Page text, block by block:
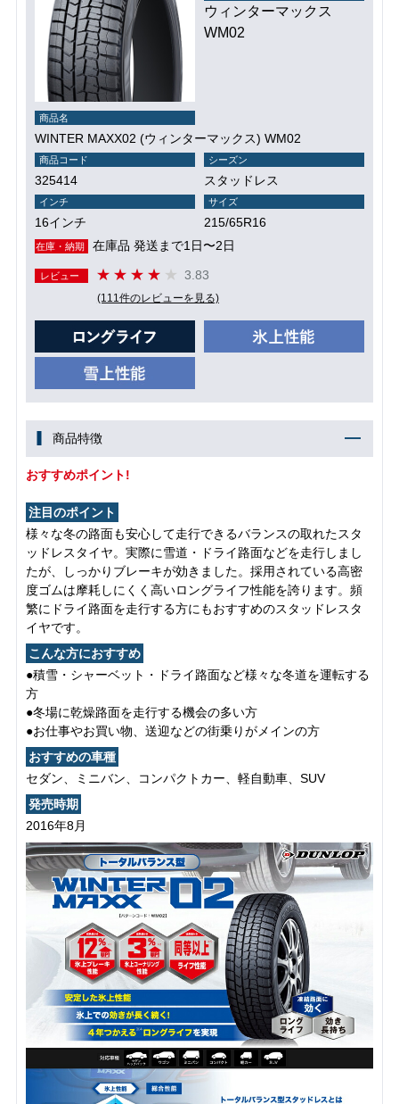
ウィンターマックス
WM02
商品名
WINTER MAXX02 (ウィンターマックス) WM02
商品コード
325414
シーズン
スタッドレス
インチ
16インチ
サイズ
215/65R16
在庫・納期 在庫品 発送まで1日〜2日
レビュー 3.83
(111件のレビューを見る)
商品特徴
おすすめポイント!
注目のポイント
様々な冬の路面も安心して走行できるバランスの取れたスタ
ッドレスタイヤ。実際に雪道・ドライ路面などを走行しまし
たが、しっかりブレーキが効きました。採用されている高密
度ゴムは摩耗しにくく高いロングライフ性能を誇ります。頻
繁にドライ路面を走行する方にもおすすめのスタッドレスタ
イヤです。
こんな方におすすめ
●積雪・シャーベット・ドライ路面など様々な冬道を運転する
方
●冬場に乾燥路面を走行する機会の多い方
●お仕事やお買い物、送迎などの街乗りがメインの方
おすすめの車種
セダン、ミニバン、コンパクトカー、軽自動車、SUV
発売時期
2016年8月